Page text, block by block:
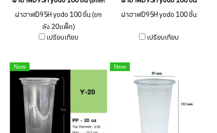
ฝาฮาฟD95H yodo 100 ชิ้น (ยก
ลัง 20แพ็ค)
เปรียบเทียบ
ฝาฮาฟD95H yodo 100 ชิ้น
เปรียบเทียบ
New New